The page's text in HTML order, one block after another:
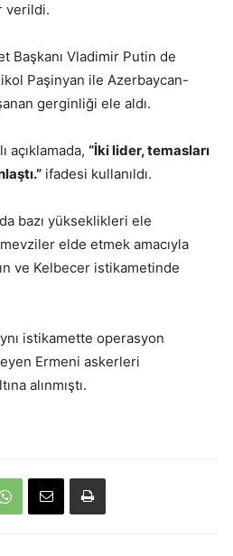
verildi.
Başkanı Vladimir Putin de
Paşinyan ile Azerbaycan-
gerginliği ele aldı.
açıklamada, “İki lider, temasları
ifadesi kullanıldı.
bazı yükseklikleri ele
elde etmek amacıyla
ve Kelbecer istikametinde
istikamette operasyon
Ermeni askerleri
alınmıştı.